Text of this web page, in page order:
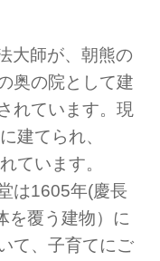
大師が、朝熊の
奥の院として建
れています。現
建てられ、
ています。
は1605年(慶長
を覆う建物）に
て、子育てにご